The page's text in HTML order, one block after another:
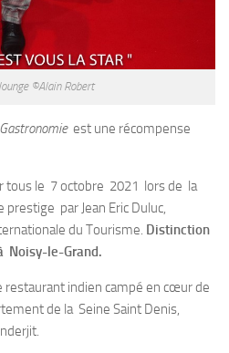
©Alain Robert
est une récompense
tous le 7 octobre 2021 lors de la
par Jean Eric Duluc,
du Tourisme. Distinction
Noisy-le-Grand.
restaurant indien campé en cœur de
de la Seine Saint Denis,